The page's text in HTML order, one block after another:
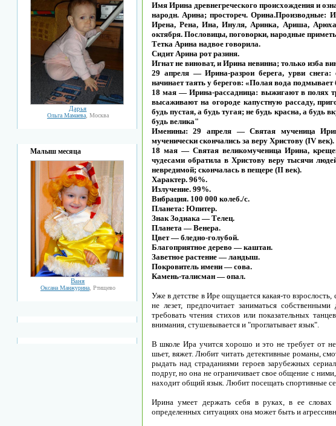
Дарья
Ольга Мамаева, Москва
Малыш месяца
Ваня
Оксана Манжурина, Ртищево
Имя Ирина древнегреческого происхождения и
народн. Арина; простореч.
Ирена, Рена, Ина, Инуля, Аринка, Ариша,
октября. Пословицы, поговорки, народные
Тетка Арина надвое говорила.
Сидит Арина рот разиня.
Игнат не виноват, и Ирина невинна; только изба
29 апреля — Ирина-разрои берега, урви
начинает таять у берегов: «Полая вода подмывает
18 мая — Ирина-рассадница: выжигают в полях
высаживают на огороде капустную рассаду,
будь пустая, а будь тугая; не будь красна, а будь
будь велика"
Именины: 29 апреля — Святая мученица
мученически скончались за веру Христову (IV век).
18 мая — Святая великомученица Ирина,
чудесами обратила в Христову веру тысячи
невредимой; скончалась в пещере (II век).
Характер. 96%.
Излучение. 99%.
Вибрация. 100 000 колеб./с.
Планета: Юпитер.
Знак Зодиака — Телец.
Планета — Венера.
Цвет — бледно-голубой.
Благоприятное дерево — каштан.
Заветное растение — ландыш.
Покровитель имени — сова.
Камень-талисман — опал.
Уже в детстве в Ире ощущается какая-то
не лезет, предпочитает заниматься
требовать чтения стихов или показательных
внимания, стушевывается и "проглатывает язык".
В школе Ира учится хорошо и это не требует от
шьет, вяжет. Любит читать детективные романы,
рыдать над страданиями героев зарубежных
подруг, но она не ограничивает свое общение с
находит общий язык. Любит посещать спортивные
Ирина умеет держать себя в руках, в ее словах
определенных ситуациях она может быть и